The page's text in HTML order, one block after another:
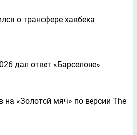
о трансфере хавбека
дал ответ «Барселоне»
на «Золотой мяч» по версии The